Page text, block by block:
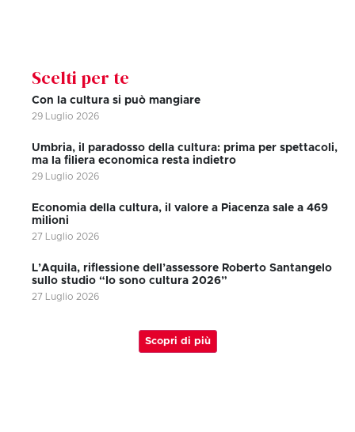
Scelti per te
Con la cultura si può mangiare
29 Luglio 2026
Umbria, il paradosso della cultura: prima per spettacoli,
ma la filiera economica resta indietro
29 Luglio 2026
Economia della cultura, il valore a Piacenza sale a 469
milioni
27 Luglio 2026
L’Aquila, riflessione dell’assessore Roberto Santangelo
sullo studio “Io sono cultura 2026”
27 Luglio 2026
Scopri di più